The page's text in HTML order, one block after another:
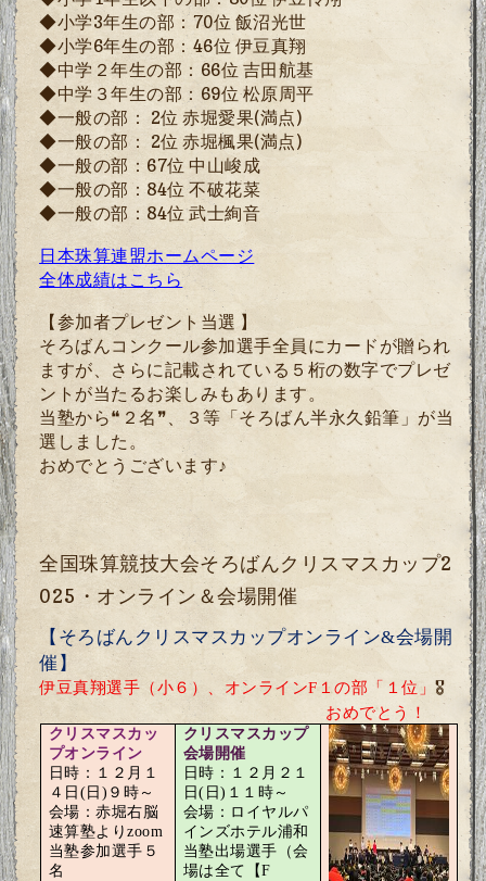
◆小学3年生の部 ：70位 飯沼光世
◆小学6年生の部 ：46位 伊豆真翔
◆中学２年生の部 ：66位 吉田航基
◆中学３年生の部 ：69位 松原周平
◆一般の部 ： 2位 赤堀愛果(満点)
◆一般の部： 2位 赤堀楓果(満点)
◆一般の部 ：67位 中山峻成
◆一般の部 ：84位 不破花菜
◆一般の部 ：84位 武士絢音
日本珠算連盟ホームページ
全体成績はこちら
【参加者プレゼント当選 】
そろばんコンクール参加選手全員にカードが贈られ
ますが、さらに記載されている５桁の数字でプレゼ
ントが当たるお楽しみもあります。
当塾から❝２名❞、３等「そろばん半永久鉛筆」が当
選しました。
おめでとうございます♪
全国珠算競技大会そろばんクリスマスカップ2
025・オンライン＆会場開催
【そろばんクリスマスカップオンライン&会場開
催】
伊豆真翔選手（小６）、オンラインF １の部「１位」🎖
おめでとう！
クリスマスカッ
プオンライン
日時：１２月１
４日 ( 日 ) ９時～
会場：赤堀右脳
速算塾よりzoom
当塾参加選手５
名
クリスマスカップ
会場開催
日時：１２月２１
日( 日) １１時～
会場：ロイヤルパ
インズホテル浦和
当塾出場選手（会
場は全て【F